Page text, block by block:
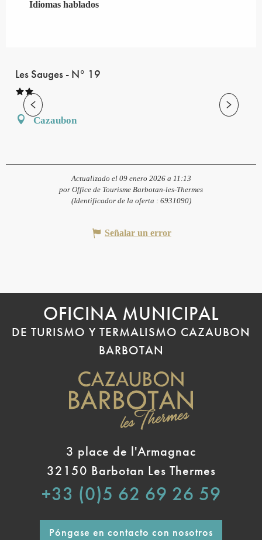
Idiomas hablados
Idiomas hablados
Les Sauges - N° 19
Cazaubon
Actualizado el 09 enero 2026 a 11:13
por Office de Tourisme Barbotan-les-Thermes
(Identificador de la oferta : 6931090)
Señalar un error
OFICINA MUNICIPAL
DE TURISMO Y TERMALISMO CAZAUBON
BARBOTAN
3 place de l'Armagnac
32150 Barbotan Les Thermes
+33 (0)5 62 69 26 59
Póngase en contacto con nosotros